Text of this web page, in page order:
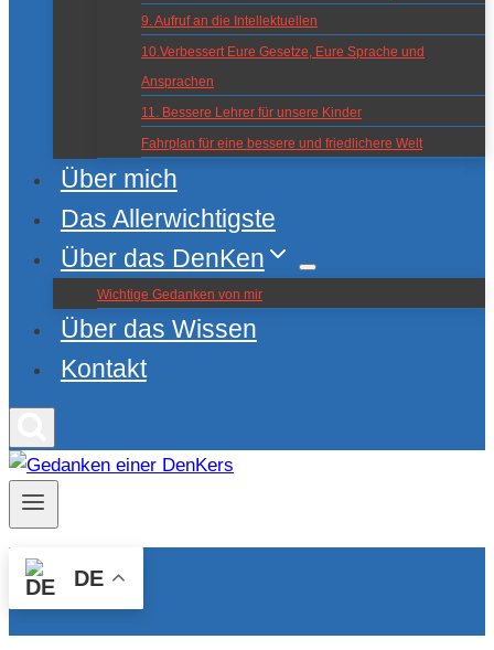
9. Aufruf an die Intellektuellen
10.Verbessert Eure Gesetze, Eure Sprache und
Ansprachen
11. Bessere Lehrer für unsere Kinder
Fahrplan für eine bessere und friedlichere Welt
Über mich
Das Allerwichtigste
Über das DenKen
Wichtige Gedanken von mir
Über das Wissen
Kontakt
DE